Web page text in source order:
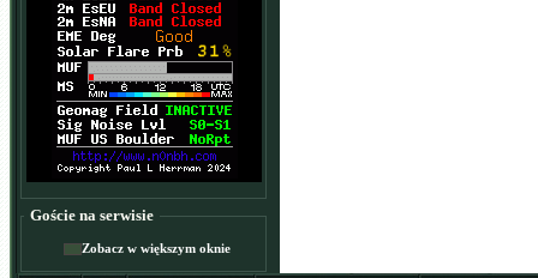
Goście na serwisie
Zobacz w większym oknie